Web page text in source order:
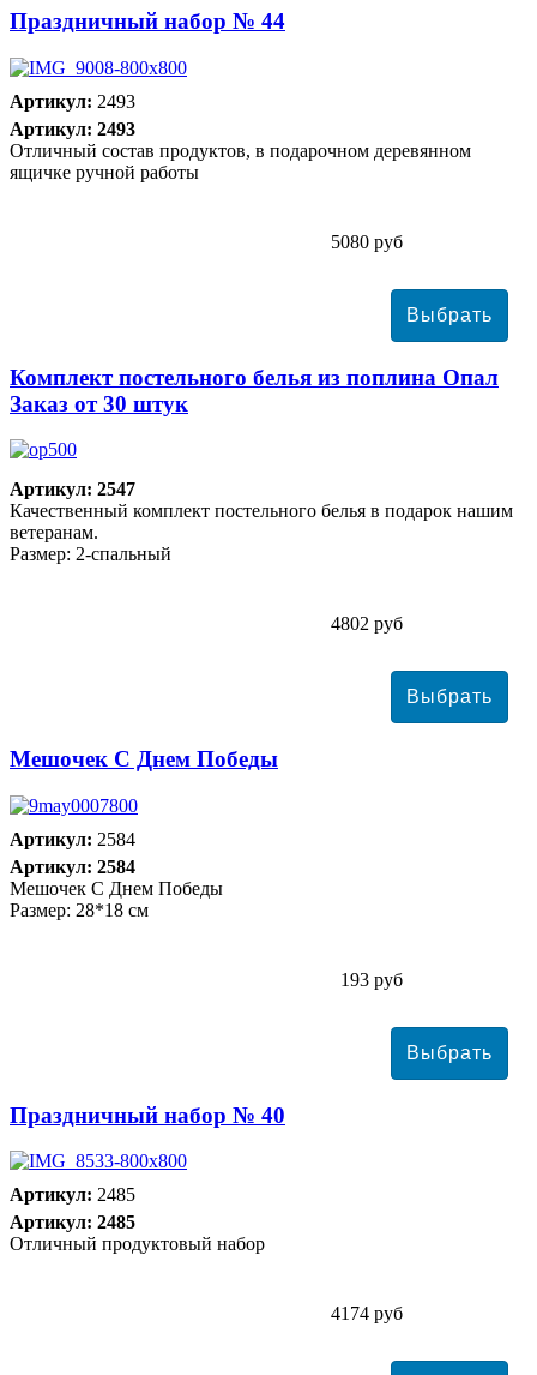
Праздничный набор № 44
Артикул: 2493
Артикул: 2493
Отличный состав продуктов, в подарочном деревянном
ящичке ручной работы
5080 руб
Комплект постельного белья из поплина Опал
Заказ от 30 штук
Артикул: 2547
Качественный комплект постельного белья в подарок нашим
ветеранам.
Размер: 2-спальный
4802 руб
Мешочек С Днем Победы
Артикул: 2584
Артикул: 2584
Мешочек С Днем Победы
Размер: 28*18 см
193 руб
Праздничный набор № 40
Артикул: 2485
Артикул: 2485
Отличный продуктовый набор
4174 руб